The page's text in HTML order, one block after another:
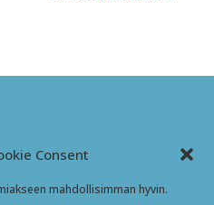
Consent
mahdollisimman hyvin.
instituutti